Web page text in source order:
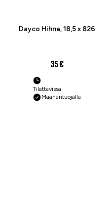
Dayco Hihna, 18,5 x 826
35 €
Tilattavissa
Maahantuojalla